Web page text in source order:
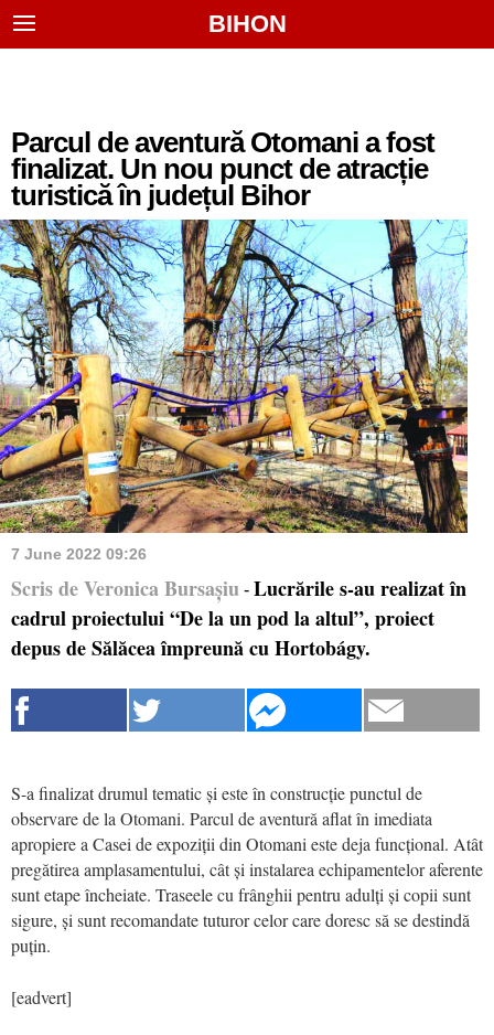
BIHON
Parcul de aventură Otomani a fost
finalizat. Un nou punct de atracție
turistică în județul Bihor
7 June 2022 09:26
Scris de Veronica Bursașiu - Lucrările s-au realizat în
cadrul proiectului “De la un pod la altul”, proiect
depus de Sălăcea împreună cu Hortobágy.
S-a finalizat drumul tematic și este în construcție punctul de
observare de la Otomani. Parcul de aventură aflat în imediata
apropiere a Casei de expoziții din Otomani este deja funcțional. Atât
pregătirea amplasamentului, cât și instalarea echipamentelor aferente
sunt etape încheiate. Traseele cu frânghii pentru adulți și copii sunt
sigure, și sunt recomandate tuturor celor care doresc să se destindă
puțin.
[eadvert]